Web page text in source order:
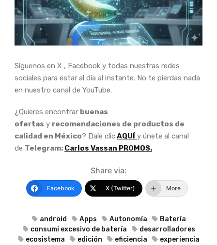
Síguenos en X , Facebook y todas nuestras redes
sociales para estar al día al instante. No te pierdas nada
en nuestro canal de YouTube.
¿Quieres encontrar buenas
ofertas y recomendaciones de productos de
calidad en México? Dale clicAQUÍ y únete al canal
de Telegram: Carlos Vassan PROMOS.
Share via:
Facebook X (Twitter) More
android Apps Autonomía
Batería
consumi excesivo de batería
desarrolladores
ecosistema
edición eficiencia
experiencia